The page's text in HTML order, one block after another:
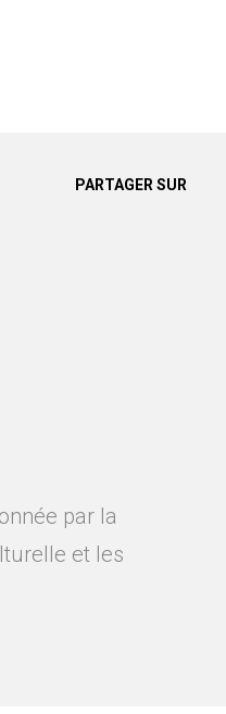
PARTAGER SUR
par la
et les